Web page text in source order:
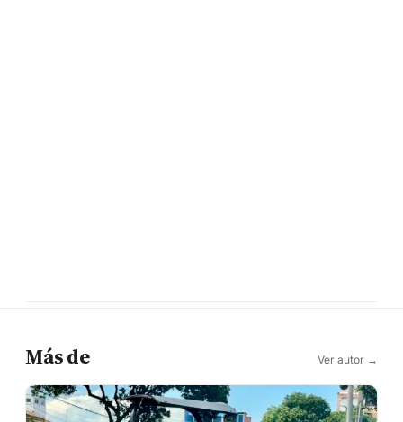
Más de Ver autor →